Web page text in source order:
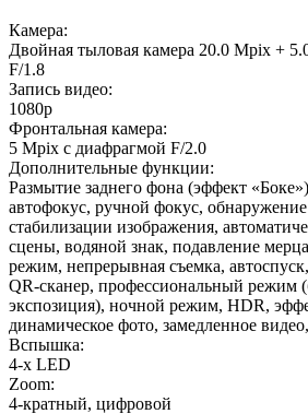
Камера:
Двойная тыловая камера 20.0 Mpix +
F/1.8
Запись видео:
1080p
Фронтальная камера:
5 Mpix с диафрагмой F/2.0
Дополнительные функции:
Размытие заднего фона (эффект
автофокус, ручной фокус,
стабилизации изображения,
сцены, водяной знак, подавление
режим, непрерывная съемка,
QR-сканер, профессиональный режим
экспозиция), ночной режим, HDR,
динамическое фото, замедленное
Вспышка:
4-x LED
Zoom:
4-кратный, цифровой